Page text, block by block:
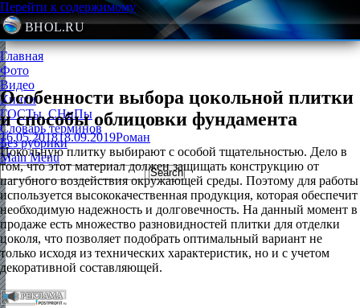
Перейти к содержимому
BHOL.RU
Главная
Фото
Видео
Книги
ГОСТы, СНиПы
Словарь терминов
Без рубрики
Main Menu
Особенности выбора цокольной плитки
и способы облицовки фундамента
16.05.201818.09.2019Роман
Цокольную плитку выбирают с особой тщательностью. Дело в
том, что этот материал должен защищать конструкцию от
пагубного воздействия окружающей среды. Поэтому для работы
используется высококачественная продукция, которая обеспечит
необходимую надежность и долговечность. На данный момент в
продаже есть множество разновидностей плитки для отделки
цоколя, что позволяет подобрать оптимальный вариант не
только исходя из технических характеристик, но и с учетом
декоративной составляющей.